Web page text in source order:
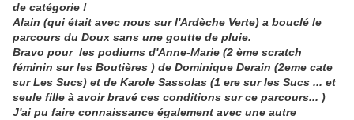
de catégorie !
Alain (qui était avec nous sur l'Ardèche Verte) a bouclé le
parcours du Doux sans une goutte de pluie.
Bravo pour les podiums d'Anne-Marie (2 ème scratch
féminin sur les Boutières ) de Dominique Derain (2eme cate
sur Les Sucs) et de Karole Sassolas (1 ere sur les Sucs ... et
seule fille à avoir bravé ces conditions sur ce parcours... )
J'ai pu faire connaissance également avec une autre